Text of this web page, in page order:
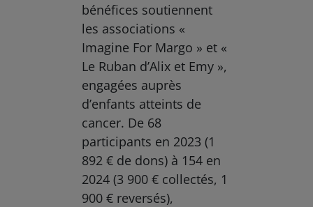
bénéfices soutiennent
les associations «
Imagine For Margo » et «
Le Ruban d’Alix et Emy »,
engagées auprès
d’enfants atteints de
cancer. De 68
participants en 2023 (1
892 € de dons) à 154 en
2024 (3 900 € collectés, 1
900 € reversés),